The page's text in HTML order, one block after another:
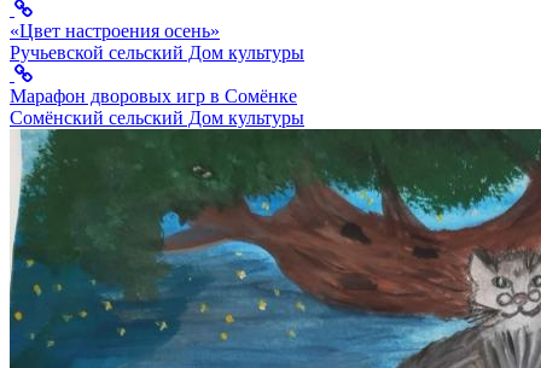
«Цвет настроения осень»
Ручьевской сельский Дом культуры
Марафон дворовых игр в Сомёнке
Сомёнский сельский Дом культуры